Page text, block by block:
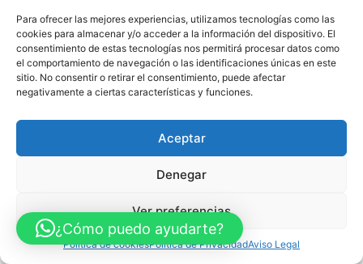
Para ofrecer las mejores experiencias, utilizamos tecnologías como las
cookies para almacenar y/o acceder a la información del dispositivo. El
consentimiento de estas tecnologías nos permitirá procesar datos como
el comportamiento de navegación o las identificaciones únicas en este
sitio. No consentir o retirar el consentimiento, puede afectar
negativamente a ciertas características y funciones.
Aceptar
Denegar
Ver preferencias
Política de cookiesPolítica de PrivacidadAviso Legal
© Guia Telefónica de Empresas – Todos los derechos reservados.
¿Cómo puedo ayudarte?